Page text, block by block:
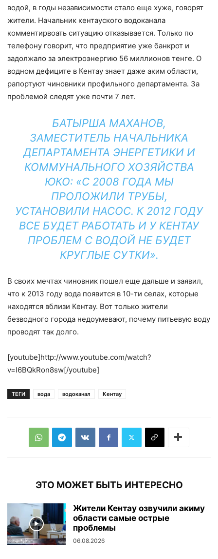
водой, в годы независимости стало еще хуже, говорят
жители. Начальник кентауского водоканала
комментирвоать ситуацию отказывается. Только по
телефону говорит, что предприятие уже банкрот и
задолжало за электроэнергию 56 миллионов тенге. О
водном дефиците в Кентау знает даже аким области,
рапортуют чиновники профильного департамента. За
проблемой следят уже почти 7 лет.
БАТЫРША МАХАНОВ,
ЗАМЕСТИТЕЛЬ НАЧАЛЬНИКА
ДЕПАРТАМЕНТА ЭНЕРГЕТИКИ И
КОММУНАЛЬНОГО ХОЗЯЙСТВА
ЮКО: «С 2008 ГОДА МЫ
ПРОЛОЖИЛИ ТРУБЫ,
УСТАНОВИЛИ НАСОС. К 2012 ГОДУ
ВСЕ БУДЕТ РАБОТАТЬ И У КЕНТАУ
ПРОБЛЕМ С ВОДОЙ НЕ БУДЕТ
КРУГЛЫЕ СУТКИ».
В своих мечтах чиновник пошел еще дальше и заявил,
что к 2013 году вода появится в 10-ти селах, которые
находятся вблизи Кентау. Вот только жители
безводного города недоумевают, почему питьевую воду
проводят так долго.
[youtube]http://www.youtube.com/watch?
v=I6BQkRon8sw[/youtube]
ТЕГИ вода водоканал Кентау
ЭТО МОЖЕТ БЫТЬ ИНТЕРЕСНО
Жители Кентау озвучили акиму
области самые острые
проблемы
06.08.2026